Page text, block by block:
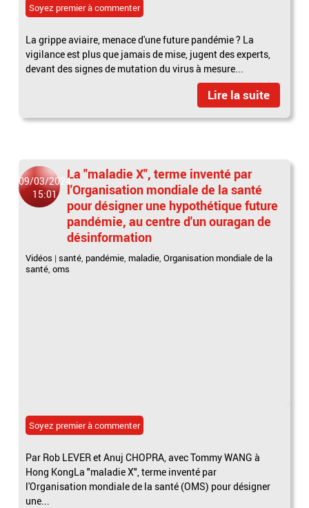
Soyez premier à commenter
La grippe aviaire, menace d'une future pandémie ? La
vigilance est plus que jamais de mise, jugent des experts,
devant des signes de mutation du virus à mesure...
Lire la suite
09/03/2024
15:01
La "maladie X", terme inventé par
l'Organisation mondiale de la santé
pour désigner une hypothétique future
pandémie, au centre d'un ouragan de
désinformation
Vidéos |santé, pandémie, maladie,Organisation mondiale de la
santé,oms
Soyez premier à commenter
Par Rob LEVER et Anuj CHOPRA, avec Tommy WANG à
Hong KongLa "maladie X", terme inventé par
l'Organisation mondiale de la santé (OMS) pour désigner
une...